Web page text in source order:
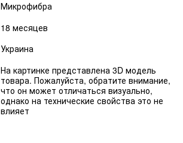
Микрофибра
18 месяцев
Украина
На картинке представлена 3D модель
товара. Пожалуйста, обратите внимание,
что он может отличаться визуально,
однако на технические свойства это не
влияет